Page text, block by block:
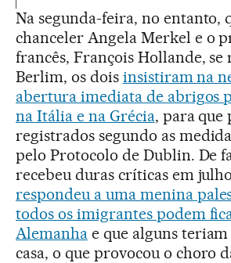
Na segunda-feira, no entanto,
chanceler Angela Merkel e o
francês, François Hollande,
Berlim, os dois insistiram na
abertura imediata de abrigos
na Itália e na Grécia, para que
registrados segundo as
pelo Protocolo de Dublin. De
recebeu duras críticas em
respondeu a uma menina
todos os imigrantes podem
Alemanhae que alguns
casa, o que provocou o choro